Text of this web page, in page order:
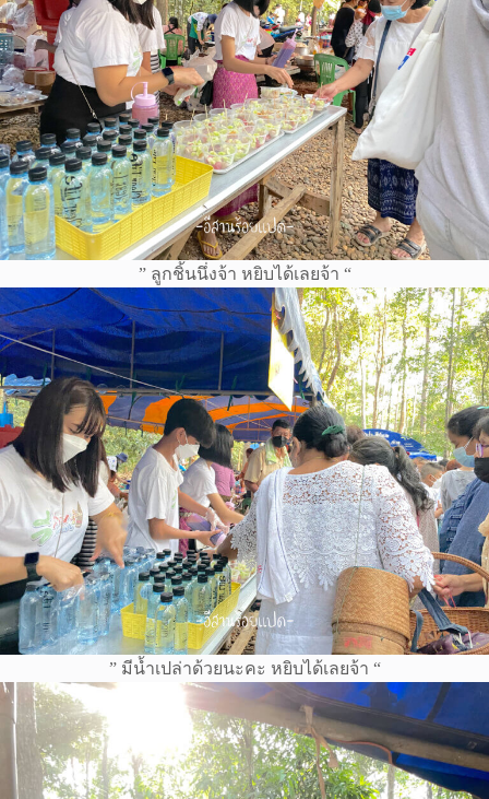
” ลูกชิ้นนึ่งจ้า หยิบได้เลยจ้า “
” มีน้ำเปล่าด้วยนะคะ หยิบได้เลยจ้า “